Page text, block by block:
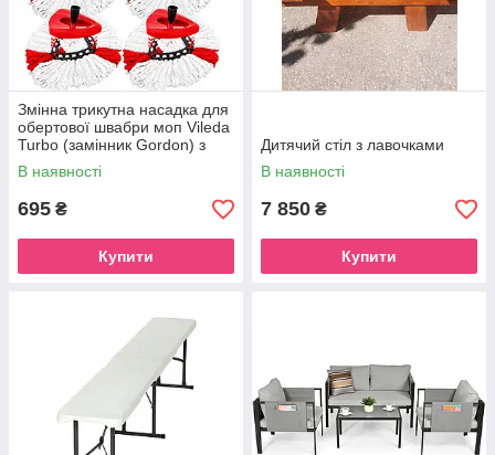
Змінна трикутна насадка для
обертової швабри моп Vileda
Turbo (замінник Gordon) з
мікрофібри 6 шт
В наявності
695 ₴
Купити
Дитячий стіл з лавочками
В наявності
7 850 ₴
Купити